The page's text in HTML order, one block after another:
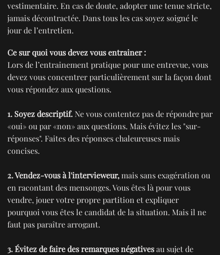
vestimentaire. En cas de doute, adopter une tenue stricte,
jamais décontractée. Dans tous les cas soyez soigné le
jour de l’entretien.
Ce sur quoi vous devez vous entrainer :
Lors de l’entrainement pratique pour une entrevue, vous
devez vous concentrer particulièrement sur la façon dont
vous répondez aux questions.
1. Soyez descriptif. Ne vous contentez pas de répondre par
«oui» ou par «non» aux questions. Mais évitez les "sur-
réponses". Faites des réponses chaleureuses mais
concises.
2. Vendez-vous à l'intervieweur,mais sans exagération ou
en racontant des mensonges. Vous êtes là pour vous
vendre, jouer votre propre partition et expliquer
pourquoi vous êtes le candidat de la situation. Mais il ne
faut pas paraître arrogant.
3. Évitez de faire des remarques négativesau sujet de